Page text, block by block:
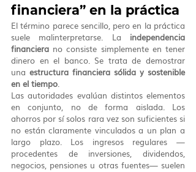
financiera” en la práctica
El término parece sencillo, pero en la práctica
suele malinterpretarse. La independencia
financiera no consiste simplemente en tener
dinero en el banco. Se trata de demostrar
una estructura financiera sólida y sostenible
en el tiempo.
Las autoridades evalúan distintos elementos
en conjunto, no de forma aislada. Los
ahorros por sí solos rara vez son suficientes si
no están claramente vinculados a un plan a
largo plazo. Los ingresos regulares —
procedentes de inversiones, dividendos,
negocios, pensiones u otras fuentes— suelen